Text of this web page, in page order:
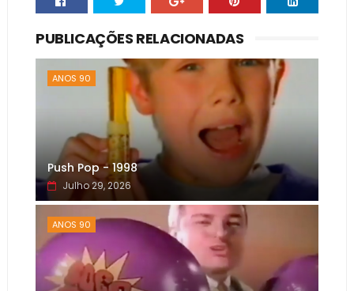
PUBLICAÇÕES RELACIONADAS
ANOS 90
Push Pop - 1998
Julho 29, 2026
ANOS 90